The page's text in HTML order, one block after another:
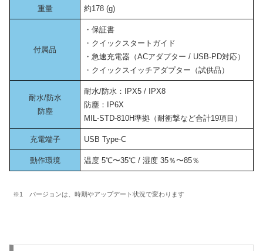
重量 約178 (g)
付属品
・保証書
・クイックスタートガイド
・急速充電器（ACアダプター / USB-PD対応）
・クイックスイッチアダプター（試供品）
耐水/防水
防塵
耐水/防水：IPX5 / IPX8
防塵：IP6X
MIL-STD-810H準拠（耐衝撃など合計19項目）
充電端子 USB Type-C
動作環境 温度 5℃〜35℃ / 湿度 35％〜85％
※1 バージョンは、時期やアップデート状況で変わります